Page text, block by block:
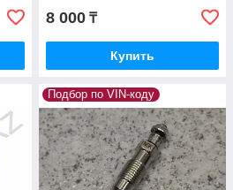
8 000 ₸
Купить
Подбор по VIN-коду